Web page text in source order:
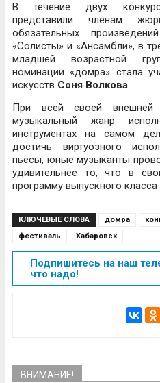
В течение двух
представили членам
обязательных
«Солисты» и «Ансамбли», в
младшей возрастной
номинации «домра» стала
искусств Соня Волкова.
При всей своей внешней
музыкальный жанр
инструментах на самом
достичь виртуозного
пьесы, юные музыканты
удивительнее то, что в
программу выпускного
КЛЮЧЕВЫЕ СЛОВА домра
фестиваль
Хабаровск
Подпишитесь на наш
что надо!
ВНИМАНИЕ!